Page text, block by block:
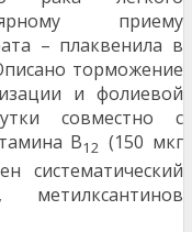
приему
– плаквенила в
торможение
и фолиевой
совместно с
В12 (150 мкг
систематический